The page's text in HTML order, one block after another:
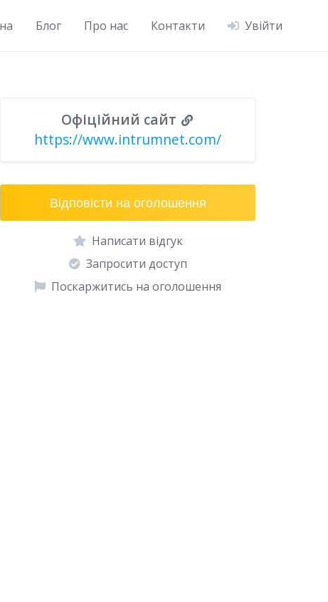
Блог Про нас Контакти Увійти
Офіційний сайт
https://www.intrumnet.com/
Відповісти на оголошення
Написати відгук
Запросити доступ
Поскаржитись на оголошення